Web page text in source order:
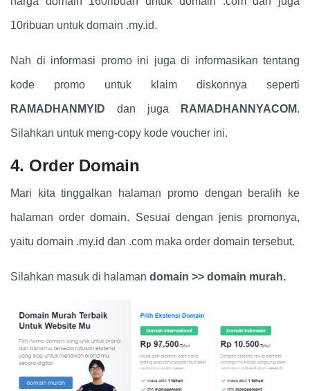
10ribuan untuk domain .my.id.
Nah di informasi promo ini juga di informasikan tentang
kode promo untuk klaim diskonnya seperti
RAMADHANMYID dan juga RAMADHANNYACOM.
Silahkan untuk meng-copy kode voucher ini.
4. Order Domain
Mari kita tinggalkan halaman promo dengan beralih ke
halaman order domain. Sesuai dengan jenis promonya,
yaitu domain .my.id dan .com maka order domain tersebut.
Silahkan masuk di halaman domain >> domain murah.